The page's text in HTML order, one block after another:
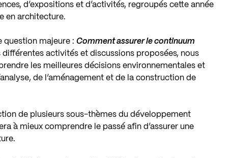
d’expositions et d’activités, regroupés cette année
en architecture.
question majeure :Comment assurer le continuum
différentes activités et discussions proposées, nous
les meilleures décisions environnementales et
de l’aménagement et de la construction de
de plusieurs sous-thèmes du développement
à mieux comprendre le passé afin d’assurer une